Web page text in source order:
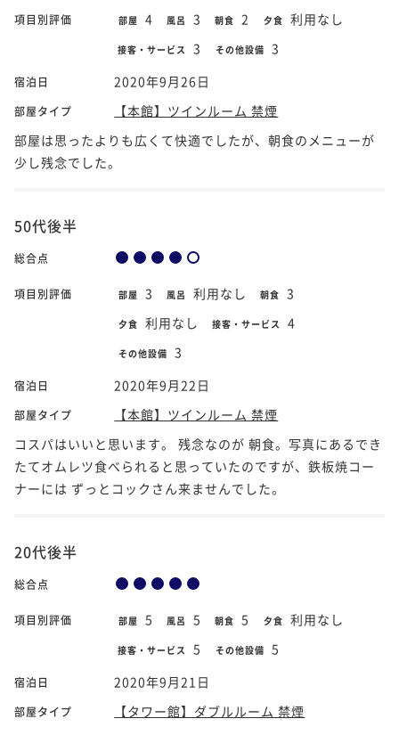
項目別評価 部屋 4 風呂 3 朝食 2 夕食 利用なし
接客・サービス 3 その他設備 3
宿泊日 2020年9月26日
部屋タイプ
【本館】ツインルーム 禁煙
部屋は思ったよりも広くて快適でしたが、朝食のメニューが
少し残念でした。
50代後半
総合点
項目別評価 部屋 3 風呂 利用なし 朝食 3
夕食 利用なし 接客・サービス 4
その他設備 3
宿泊日 2020年9月22日
部屋タイプ
【本館】ツインルーム 禁煙
コスパはいいと思います。 残念なのが 朝食。写真にあるでき
たてオムレツ食べられると思っていたのですが、鉄板焼コー
ナーには ずっとコックさん来ませんでした。
20代後半
総合点
項目別評価 部屋 5 風呂 5 朝食 5 夕食 利用なし
接客・サービス 5 その他設備 5
宿泊日 2020年9月21日
部屋タイプ
【タワー館】ダブルルーム 禁煙